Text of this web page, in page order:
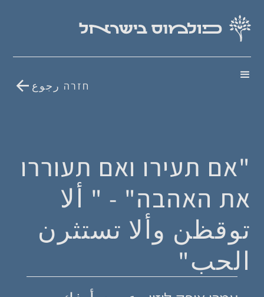
חזרה رجوع
"אם תעירו ואם תעוררו
את האהבה" - " ألا
توقظن وألا تستثرن
الحب"